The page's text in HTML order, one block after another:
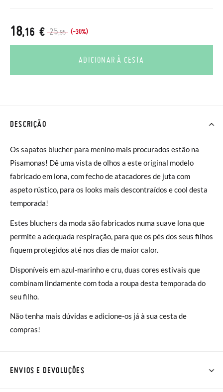
25,95 (-30%)
18,16 €
ADICIONAR À CESTA
DESCRIÇÃO
Os sapatos blucher para menino mais procurados estão na
Pisamonas! Dê uma vista de olhos a este original modelo
fabricado em lona, com fecho de atacadores de juta com
aspeto rústico, para os looks mais descontraídos e cool desta
temporada!
Estes bluchers da moda são fabricados numa suave lona que
permite a adequada respiração, para que os pés dos seus filhos
fiquem protegidos até nos dias de maior calor.
Disponíveis em azul-marinho e cru, duas cores estivais que
combinam lindamente com toda a roupa desta temporada do
seu filho.
Não tenha mais dúvidas e adicione-os já à sua cesta de
compras!
ENVIOS E DEVOLUÇÕES